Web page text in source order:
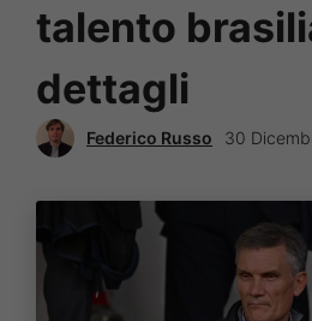
talento
dettagli
Federico Russo 30